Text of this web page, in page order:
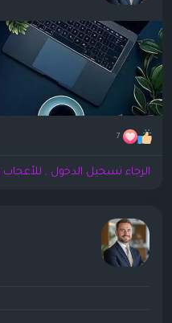
7
الرجاء تسجيل الدخول ,